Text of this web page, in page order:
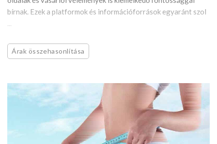
bírnak. Ezek a platformok és információforrások egyaránt szol
...
Árak összehasonlítása